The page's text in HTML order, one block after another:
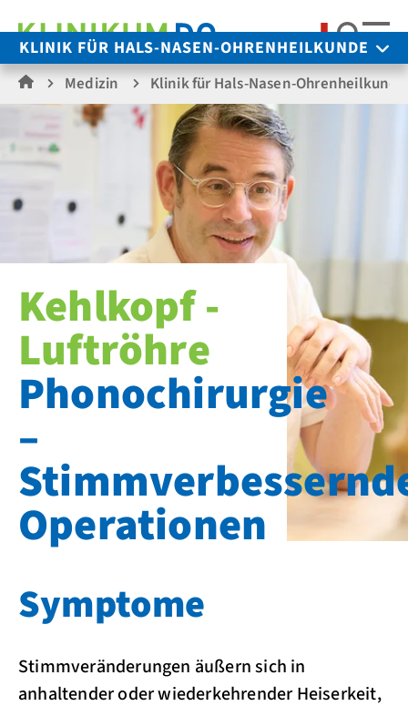
KLINIK FÜR HALS-NASEN-OHRENHEILKUNDE
Medizin Klinik für Hals-Nasen-Ohrenheilkunde
Kehlkopf -
Luftröhre
Phonochirurgie
–
Operationen
Symptome
Stimmveränderungen äußern sich in
anhaltender oder wiederkehrender Heiserkeit,